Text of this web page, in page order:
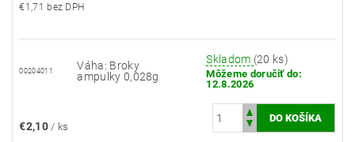
€1,71 bez DPH
00204011
Váha: Broky
ampulky 0,028g
Skladom (20 ks)
Môžeme doručiť do:
12.8.2026
€2,10 / ks